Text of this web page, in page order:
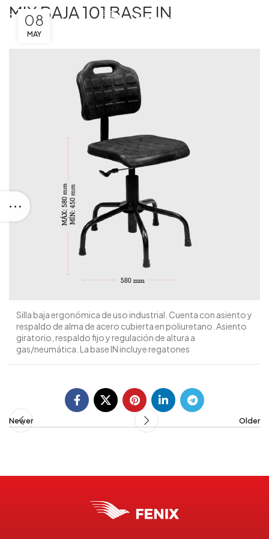
MIX BAJA 101 BASE IN
08
MAY
Silla baja ergonómica de uso industrial. Cuenta con asiento y
respaldo de alma de acero cubierta en poliuretano. Asiento
giratorio, respaldo fijo y regulación de altura a
gas/neumática. La base IN incluye regatones
Newer Older